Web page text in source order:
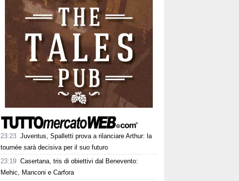
23:23 Juventus, Spalletti prova a rilanciare Arthur: la
tournée sarà decisiva per il suo futuro
23:19 Casertana, tris di obiettivi dal Benevento:
Mehic, Manconi e Carfora